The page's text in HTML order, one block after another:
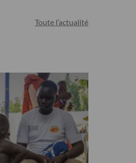
Toute l’actualité